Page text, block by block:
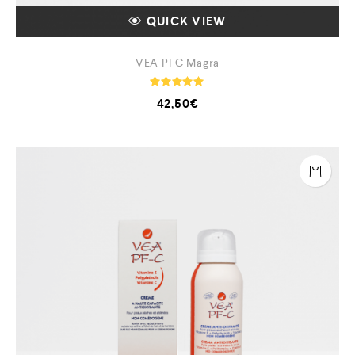
QUICK VIEW
VEA PFC Magra
5.00
42,50€